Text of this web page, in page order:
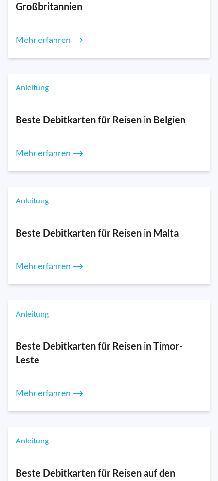
Großbritannien
Mehr erfahren ⟶
Anleitung
Beste Debitkarten für Reisen in Belgien
Mehr erfahren ⟶
Anleitung
Beste Debitkarten für Reisen in Malta
Mehr erfahren ⟶
Anleitung
Beste Debitkarten für Reisen in Timor-
Leste
Mehr erfahren ⟶
Anleitung
Beste Debitkarten für Reisen auf den